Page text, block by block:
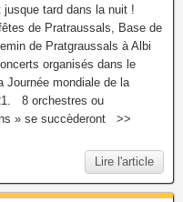
jusque tard dans la nuit !
de Pratraussals, Base de
de Pratgraussals à Albi
organisés dans le
Journée mondiale de la
8 orchestres ou
» se succèderont >>
Lire l'article